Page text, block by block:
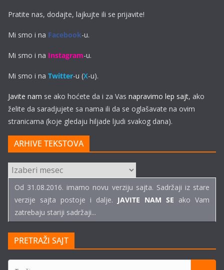
Pratite nas, dodajte, lajkujte ili se prijavite!
Mi smo i na Facebook-u.
Mi smo i na Instagram-u.
Mi smo i na Twitter-u (X-u).
Javite nam se ako hoćete da i za Vas napravimo lep sajt, ako
želite da saradjujete sa nama ili da se oglašavate na ovim
stranicama (koje gledaju hiljade ljudi svakog dana).
ARHIVE TEKSTOVA
ARHIVE
TEKSTOVA
Od 31.08.2016. imamo novu verziju sajta. Sadržaji iz stare
verzije sajta postoje i dalje. JAVITE NAM SE ako Vam
zatrebaju stariji sadržaji...
PRETRAŽI SAJT